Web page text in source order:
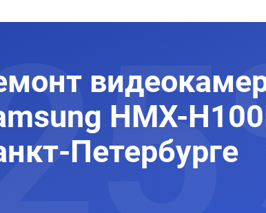
HMX-
Петербурге